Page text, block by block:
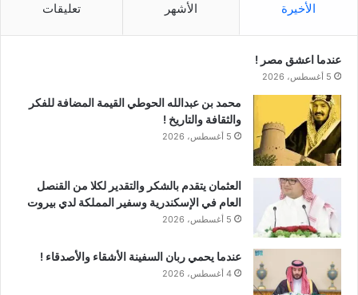
الأخيرة الأشهر تعليقات
عندما اعشق مصر !
5 أغسطس، 2026
محمد بن عبدالله الحوطي القيمة المضافة للفكر
والثقافة والتاريخ !
5 أغسطس، 2026
العثمان يتقدم بالشكر والتقدير لكلا من القنصل
العام في الإسكندرية وسفير المملكة لدي بيروت
5 أغسطس، 2026
عندما يحمي ربان السفينة الأشقاء والأصدقاء !
4 أغسطس، 2026